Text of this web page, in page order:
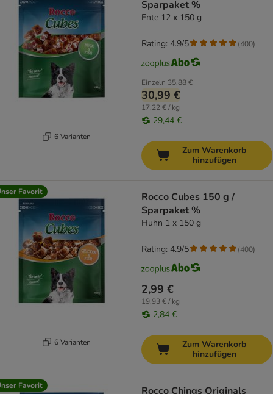
6 Varianten
Sparpaket %
Ente 12 x 150 g
Einzeln 35,88 €
30,99 €
17,22 € / kg
29,44 €
Rating: 4.9/5 (400)
Zum Warenkorb
hinzufügen
Favorit
6 Varianten
Rocco Cubes 150 g /
Sparpaket %
Huhn 1 x 150 g
2,99 €
19,93 € / kg
2,84 €
Rating: 4.9/5 (400)
Zum Warenkorb
hinzufügen
Favorit Rocco Chings Originals